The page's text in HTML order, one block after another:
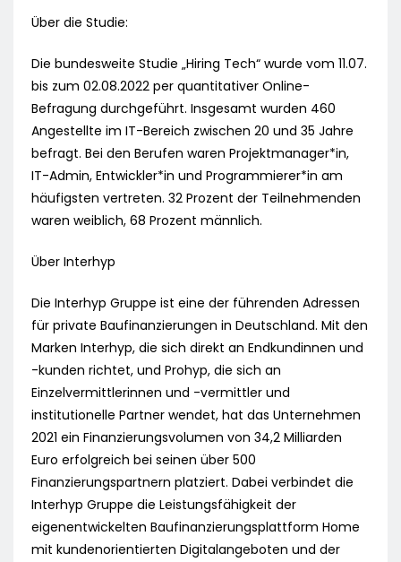
Über die Studie:
Die bundesweite Studie „Hiring Tech“ wurde vom 11.07.
bis zum 02.08.2022 per quantitativer Online-
Befragung durchgeführt. Insgesamt wurden 460
Angestellte im IT-Bereich zwischen 20 und 35 Jahre
befragt. Bei den Berufen waren Projektmanager*in,
IT-Admin, Entwickler*in und Programmierer*in am
häufigsten vertreten. 32 Prozent der Teilnehmenden
waren weiblich, 68 Prozent männlich.
Über Interhyp
Die Interhyp Gruppe ist eine der führenden Adressen
für private Baufinanzierungen in Deutschland. Mit den
Marken Interhyp, die sich direkt an Endkundinnen und
-kunden richtet, und Prohyp, die sich an
Einzelvermittlerinnen und -vermittler und
institutionelle Partner wendet, hat das Unternehmen
2021 ein Finanzierungsvolumen von 34,2 Milliarden
Euro erfolgreich bei seinen über 500
Finanzierungspartnern platziert. Dabei verbindet die
Interhyp Gruppe die Leistungsfähigkeit der
eigenentwickelten Baufinanzierungsplattform Home
mit kundenorientierten Digitalangeboten und der